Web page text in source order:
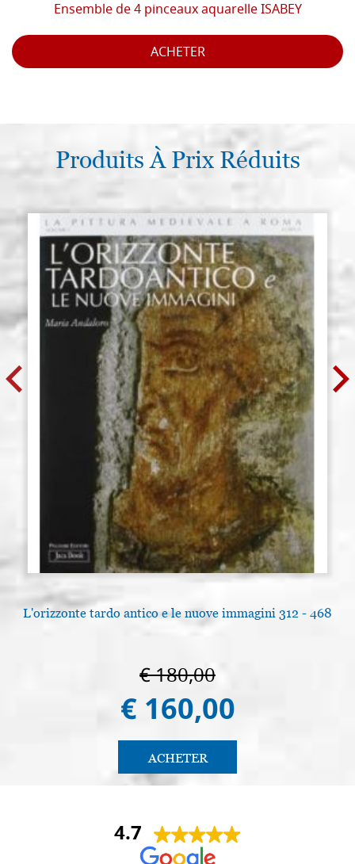
Ensemble de 4 pinceaux aquarelle ISABEY
ACHETER
Produits À Prix Réduits
L'orizzonte tardo antico e le nuove immagini 312 - 468
€ 180,00
€ 160,00
ACHETER
4.7